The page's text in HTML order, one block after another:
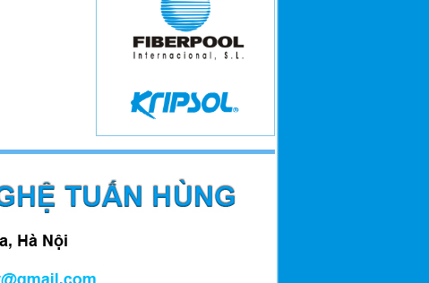
Đài phun nước Keangnam Phạm
Hùng
Bể bơi trong khuôn viên nhà vườn
10